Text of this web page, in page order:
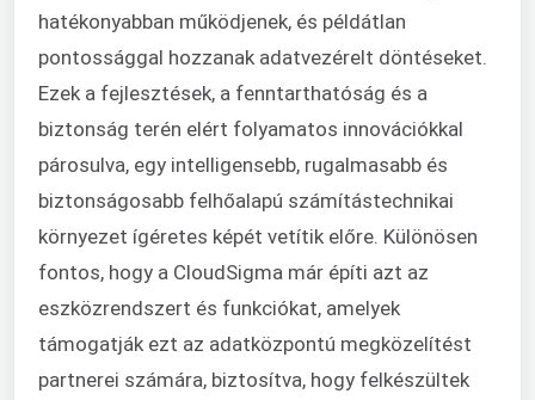
hatékonyabban működjenek, és példátlan
pontossággal hozzanak adatvezérelt döntéseket.
Ezek a fejlesztések, a fenntarthatóság és a
biztonság terén elért folyamatos innovációkkal
párosulva, egy intelligensebb, rugalmasabb és
biztonságosabb felhőalapú számítástechnikai
környezet ígéretes képét vetítik előre. Különösen
fontos, hogy a CloudSigma már építi azt az
eszközrendszert és funkciókat, amelyek
támogatják ezt az adatközpontú megközelítést
partnerei számára, biztosítva, hogy felkészültek